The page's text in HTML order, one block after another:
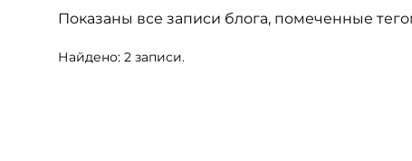
Показаны все записи блога, помеченные
Найдено: 2 записи.